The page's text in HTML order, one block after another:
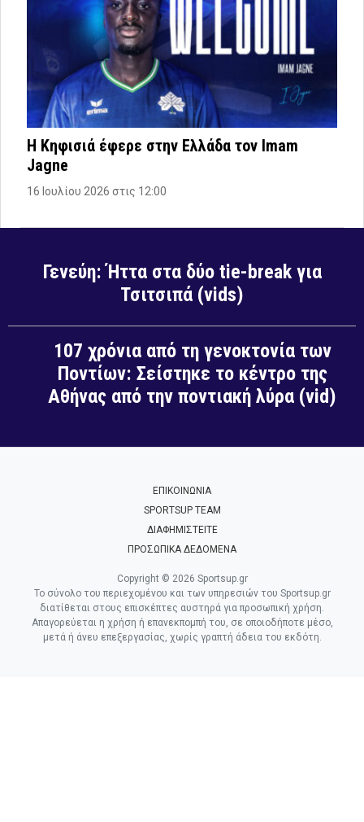
Η Κηφισιά έφερε στην Ελλάδα τον Imam
Jagne
16 Ιουλίου 2026 στις 12:00
Γενεύη: Ήττα στα δύο tie-break για
Τσιτσιπά (vids)
107 χρόνια από τη γενοκτονία των
Ποντίων: Σείστηκε το κέντρο της
Αθήνας από την ποντιακή λύρα (vid)
ΕΠΙΚΟΙΝΩΝΙΑ
SPORTSUP TEAM
ΔΙΑΦΗΜΙΣΤΕΙΤΕ
ΠΡΟΣΩΠΙΚΑ ΔΕΔΟΜΕΝΑ
Copyright © 2026 Sportsup.gr
Το σύνολο του περιεχομένου και των υπηρεσιών του Sportsup.gr
διατίθεται στους επισκέπτες αυστηρά για προσωπική χρήση.
Απαγορεύεται η χρήση ή επανεκπομπή του, σε οποιοδήποτε μέσο,
μετά ή άνευ επεξεργασίας, χωρίς γραπτή άδεια του εκδότη.